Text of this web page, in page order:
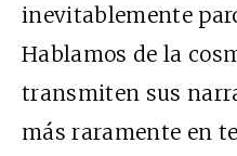
inevitablemente
Hablamos de la
transmiten sus
más raramente en